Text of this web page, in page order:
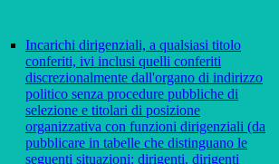
Incarichi dirigenziali, a qualsiasi titolo
conferiti, ivi inclusi quelli conferiti
discrezionalmente dall'organo di indirizzo
politico senza procedure pubbliche di
selezione e titolari di posizione
organizzativa con funzioni dirigenziali (da
pubblicare in tabelle che distinguano le
seguenti situazioni: dirigenti, dirigenti